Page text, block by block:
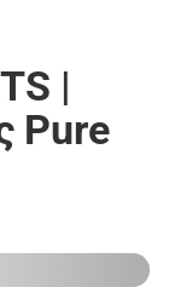
|
Pure